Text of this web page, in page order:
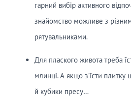
гарний вибір активного
знайомство можливе з
рятувальниками.
Для плаского живота треба
млинці. А якщо з’їсти
й кубики пресу…